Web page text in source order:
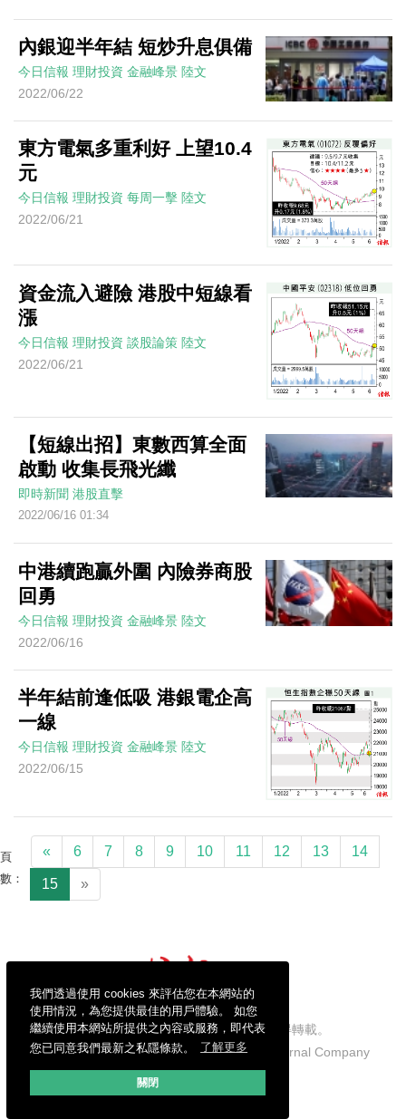
我們透過使用 cookies 來評估您在本網站的
使用情況，為您提供最佳的用戶體驗。 如您
繼續使用本網站所提供之內容或服務，即代表
您已同意我們最新之私隱條款。
了解更多
關閉
內銀迎半年結 短炒升息俱備
今日信報 理財投資 金融峰景 陸文
2022/06/22
東方電氣多重利好 上望10.4
元
今日信報 理財投資 每周一擊 陸文
2022/06/21
資金流入避險 港股中短線看
漲
今日信報 理財投資 談股論策 陸文
2022/06/21
【短線出招】東數西算全面
啟動 收集長飛光纖
即時新聞 港股直擊
2022/06/16 01:34
中港續跑贏外圍 內險券商股
回勇
今日信報 理財投資 金融峰景 陸文
2022/06/16
半年結前逢低吸 港銀電企高
一線
今日信報 理財投資 金融峰景 陸文
2022/06/15
頁
數：
« 6 7 8 9 10 11 12 13 14
15 »
信報財經新聞有限公司版權所有，不得轉載。
Copyright © 2026 Hong Kong Economic Journal Company
Limited. All rights reserved.